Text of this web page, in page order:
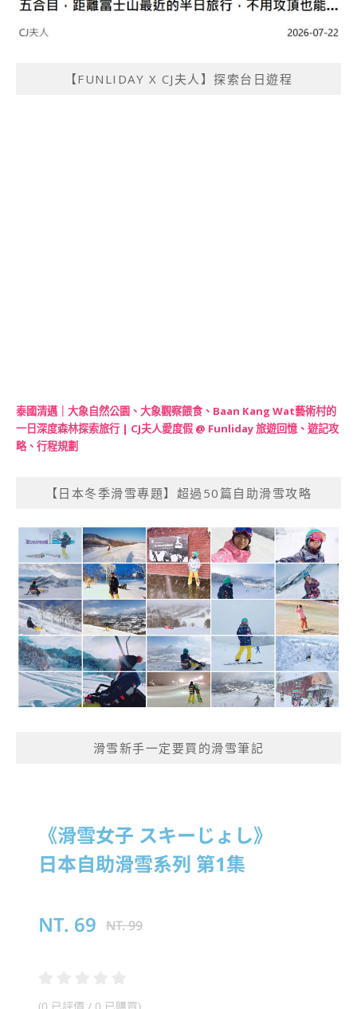
【FUNLIDAY X CJ夫人】探索台日遊程
泰國清邁｜大象自然公園、大象觀察餵食、Baan Kang Wat藝術村的
一日深度森林探索旅行 | CJ夫人愛度假 @ Funliday 旅遊回憶、遊記攻
略、行程規劃
【日本冬季滑雪專題】超過50篇自助滑雪攻略
滑雪新手一定要買的滑雪筆記